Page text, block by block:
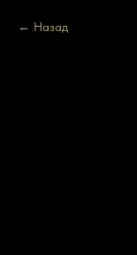
Назад